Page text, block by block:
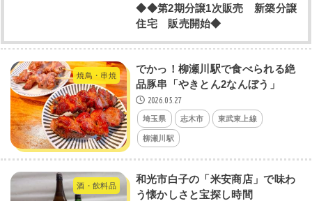
◆◆第2期分譲1次販売 新築分譲
住宅 販売開始◆
焼鳥・串焼
でかっ！柳瀬川駅で食べられる絶
品豚串「やきとん2なんぼう」
2026.05.27
埼玉県 志木市 東武東上線
柳瀬川駅
酒・飲料品
和光市白子の「米安商店」で味わ
う懐かしさと宝探し時間